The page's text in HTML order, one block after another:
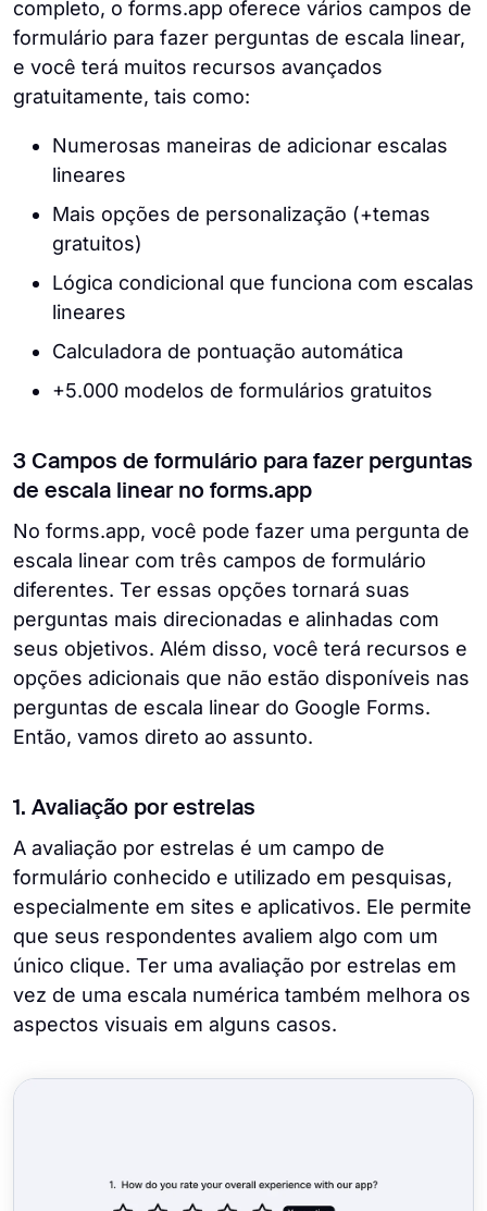
completo, o forms.app oferece vários campos de
formulário para fazer perguntas de escala linear,
e você terá muitos recursos avançados
gratuitamente, tais como:
Numerosas maneiras de adicionar escalas
lineares
Mais opções de personalização (+temas
gratuitos)
Lógica condicional que funciona com escalas
lineares
Calculadora de pontuação automática
+5.000 modelos de formulários gratuitos
3 Campos de formulário para fazer perguntas
de escala linear no forms.app
No forms.app, você pode fazer uma pergunta de
escala linear com três campos de formulário
diferentes. Ter essas opções tornará suas
perguntas mais direcionadas e alinhadas com
seus objetivos. Além disso, você terá recursos e
opções adicionais que não estão disponíveis nas
perguntas de escala linear do Google Forms.
Então, vamos direto ao assunto.
1. Avaliação por estrelas
A avaliação por estrelas é um campo de
formulário conhecido e utilizado em pesquisas,
especialmente em sites e aplicativos. Ele permite
que seus respondentes avaliem algo com um
único clique. Ter uma avaliação por estrelas em
vez de uma escala numérica também melhora os
aspectos visuais em alguns casos.